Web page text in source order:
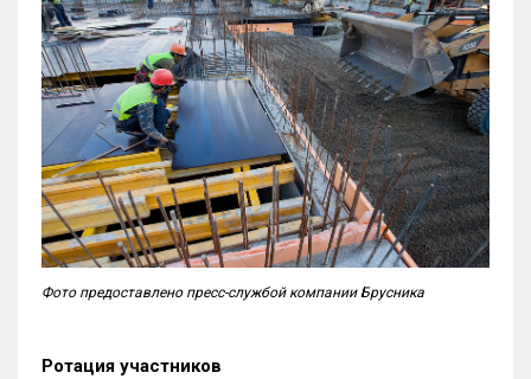
Фото предоставлено пресс-службой компании Брусника
Ротация участников